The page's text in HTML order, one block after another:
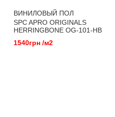
ВИНИЛОВЫЙ ПОЛ
SPC APRO ORIGINALS
HERRINGBONE OG-101-HB
1540грн /м2